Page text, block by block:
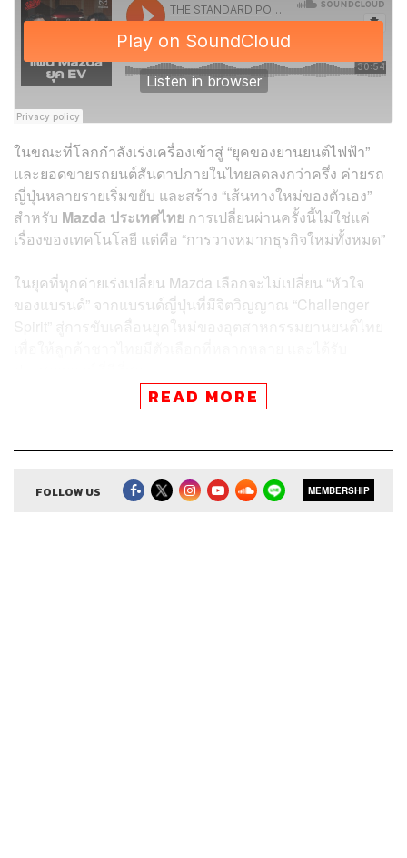
ในขณะที่โลกกำลังเร่งเครื่องเข้าสู่ “ยุคของยานยนต์ไฟฟ้า”
และยอดขายรถยนต์สันดาปภายในไทยลดลงกว่าครึ่ง ค่ายรถ
ญี่ปุ่นหลายรายเริ่มขยับ และสร้าง “เส้นทางใหม่ของตัวเอง”
สำหรับ Mazda ประเทศไทย การเปลี่ยนผ่านครั้งนี้ไม่ใช่แค่
เรื่องของเทคโนโลยี แต่คือ “การวางหมากธุรกิจใหม่ทั้งหมด”
ในยุคที่ทุกค่ายเร่งเปลี่ยน Mazda เลือกจะไม่เปลี่ยน “หัวใจ
ของแบรนด์” จากแบรนด์ญี่ปุ่นที่มีจิตวิญญาณ “Challenger
Spirit” สู่การขับเคลื่อนยุคใหม่ของอุตสาหกรรมยานยนต์ไทย
อนาคตของ Mazda จะเป็นอย่างไรติดตามได้ใน The Secret
READ MORE
FOLLOW US MEMBERSHIP